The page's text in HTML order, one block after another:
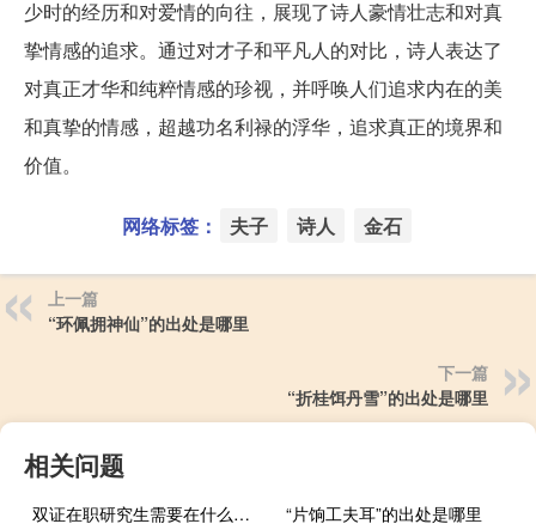
少时的经历和对爱情的向往，展现了诗人豪情壮志和对真
挚情感的追求。通过对才子和平凡人的对比，诗人表达了
对真正才华和纯粹情感的珍视，并呼唤人们追求内在的美
和真挚的情感，超越功名利禄的浮华，追求真正的境界和
价值。
网络标签： 夫子 诗人 金石
上一篇
“环佩拥神仙”的出处是哪里
下一篇
“折桂饵丹雪”的出处是哪里
相关问题
双证在职研究生需要在什么时候进行信息采集
“片饷工夫耳”的出处是哪里